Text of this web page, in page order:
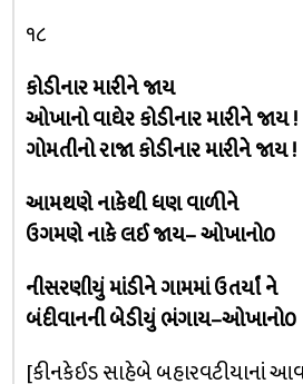
૧૮
કોડીનાર મારીને જાય
ઓખાનો વાઘેર કોડીનાર મારીને જાય !
ગોમતીનો રાજા કોડીનાર મારીને જાય !
આમથણે નાકેથી ધણ વાળીને
ઉગમણે નાકે લઈ જાય– ઓખાનો૦
નીસરણીયું માંડીને ગામમાં ઉતર્યાં ને
બંદીવાનની બેડીયું ભંગાય–ઓખાનો૦
[કીનકેઈડ સાહેબે બહારવટીયાનાં